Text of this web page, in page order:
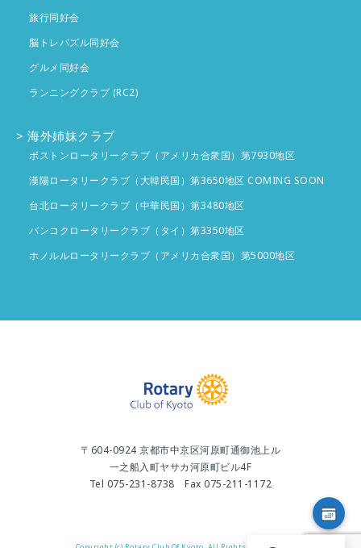
旅行同好会
脳トレパズル同好会
グルメ同好会
ランニングクラブ (RC2)
海外姉妹クラブ
ボストンロータリークラブ（アメリカ合衆国）第7930地区
漢陽ロータリークラブ（大韓民国）第3650地区 COMING SOON
台北ロータリークラブ（中華民国）第3480地区
バンコクロータリークラブ（タイ）第3350地区
ホノルルロータリークラブ（アメリカ合衆国）第5000地区
〒604-0924 京都市中京区河原町通御池上ル
一之船入町ヤサカ河原町ビル4F
Tel 075-231-8738 Fax 075-211-1172